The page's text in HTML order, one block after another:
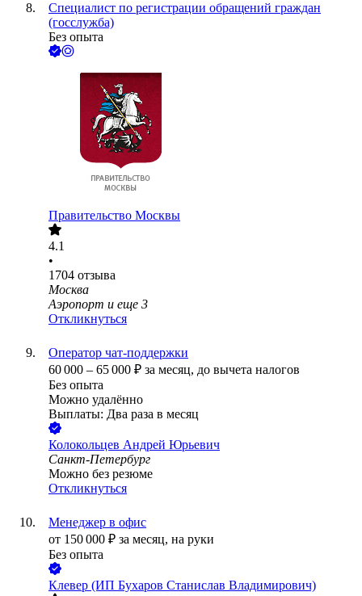
Специалист по регистрации обращений граждан
(госслужба)
Без опыта
Правительство Москвы
4.1
•
1704 отзыва
Москва
Аэропорт и еще 3
Откликнуться
Оператор чат-поддержки
60 000 – 65 000 ₽ за месяц, до вычета налогов
Без опыта
Можно удалённо
Выплаты: Два раза в месяц
Колокольцев Андрей Юрьевич
Санкт-Петербург
Можно без резюме
Откликнуться
Менеджер в офис
от 150 000 ₽ за месяц, на руки
Без опыта
Клевер (ИП Бухаров Станислав Владимирович)